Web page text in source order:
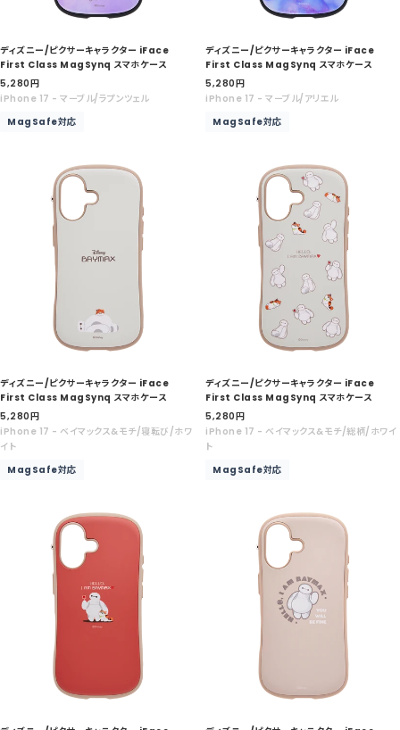
ディズニー/ピクサーキャラクター iFace
First Class MagSynq スマホケース
セ
ー
価
5,280円
iPhone 17 - マーブル/ラプンツェル
MagSafe対応
ディズニー/ピクサーキャラクター iFace
First Class MagSynq スマホケース
セ
ー
価
5,280円
iPhone 17 - マーブル/アリエル
MagSafe対応
ディズニー/ピクサーキャラクター iFace
First Class MagSynq スマホケース
セ
ー
ル
格
5,280円
iPhone 17 - ベイマックス&モチ/寝転び/ホワ
イト
MagSafe対応
ディズニー/ピクサーキャラクター iFace
First Class MagSynq スマホケース
セ
ー
ル
格
5,280円
iPhone 17 - ベイマックス&モチ/総柄/ホワイ
ト
MagSafe対応